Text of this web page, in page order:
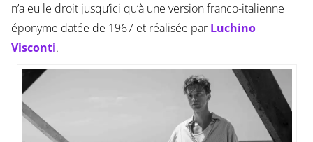
n’a eu le droit jusqu’ici qu’à une version franco-italienne
éponyme datée de 1967 et réalisée par Luchino
Visconti.